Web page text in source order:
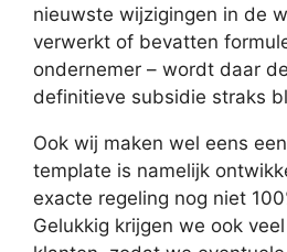
nieuwste wijzigingen in de
verwerkt of bevatten
ondernemer – wordt daar
definitieve subsidie straks
Ook wij maken wel eens
template is namelijk
exacte regeling nog niet
Gelukkig krijgen we ook